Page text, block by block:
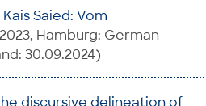
Saied: Vom
Hamburg: German
30.09.2024)
discursive delineation of